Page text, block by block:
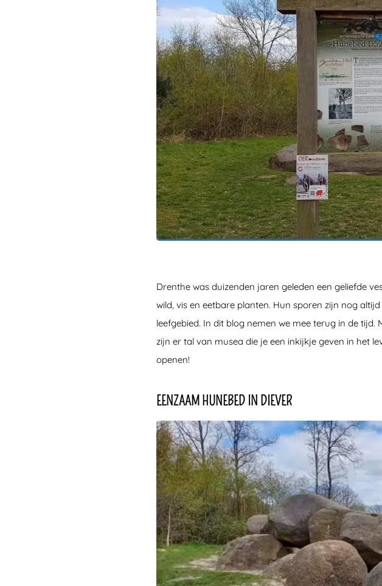
Drenthe was duizenden jaren geleden een geliefde
wild, vis en eetbare planten. Hun sporen zijn nog
leefgebied. In dit blog nemen we mee terug in de
zijn er tal van musea die je een inkijkje geven in het
openen!
EENZAAM HUNEBED IN DIEVER